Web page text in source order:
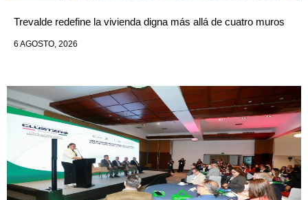
Trevalde redefine la vivienda digna más allá de cuatro muros
6 AGOSTO, 2026